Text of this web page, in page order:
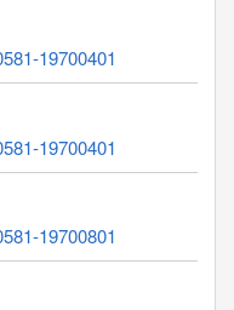
19700401
19700401
19700801